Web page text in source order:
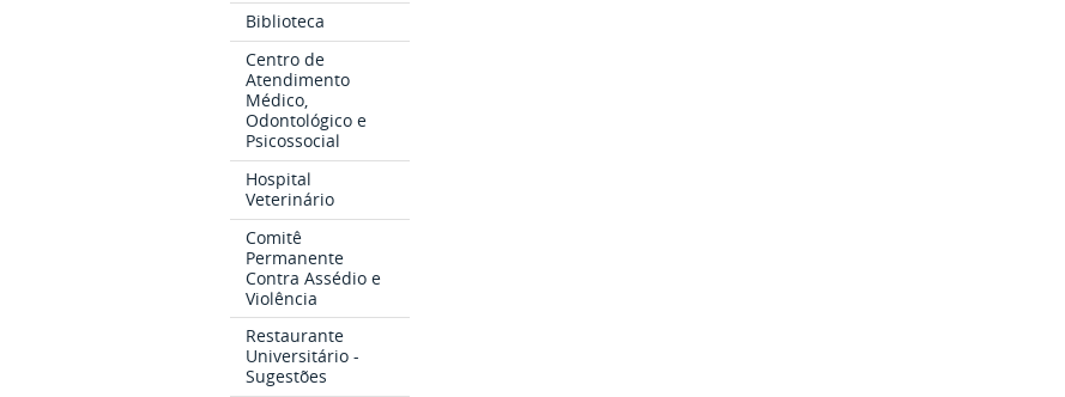
Biblioteca
Centro de
Atendimento
Médico,
Odontológico e
Psicossocial
Hospital
Veterinário
Comitê
Permanente
Contra Assédio e
Violência
Restaurante
Universitário -
Sugestões